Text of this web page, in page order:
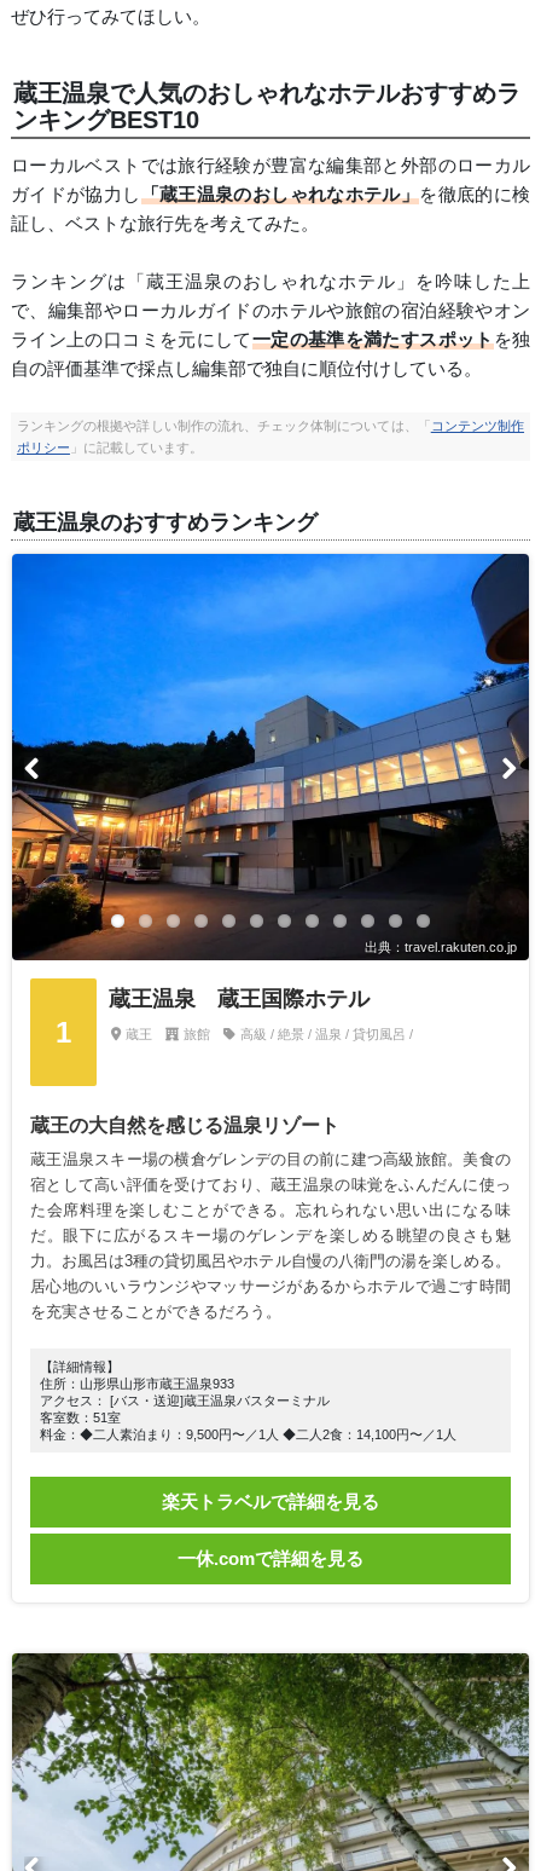
ぜひ行ってみてほしい。
蔵王温泉で人気のおしゃれなホテルおすすめラ
ンキングBEST10
ローカルベストでは旅行経験が豊富な編集部と外部のローカル
ガイドが協力し「蔵王温泉のおしゃれなホテル」を徹底的に検
証し、ベストな旅行先を考えてみた。
ランキングは「蔵王温泉のおしゃれなホテル」を吟味した上
で、編集部やローカルガイドのホテルや旅館の宿泊経験やオン
ライン上の口コミを元にして一定の基準を満たすスポットを独
自の評価基準で採点し編集部で独自に順位付けしている。
ランキングの根拠や詳しい制作の流れ、チェック体制については、「 コンテンツ制作
ポリシー 」に記載しています。
蔵王温泉のおすすめランキング
出典：travel.rakuten.co.jp
1
蔵王温泉 蔵王国際ホテル
蔵王 旅館 高級 / 絶景 / 温泉 / 貸切風呂 /
蔵王の大自然を感じる温泉リゾート
蔵王温泉スキー場の横倉ゲレンデの目の前に建つ高級旅館。美食の
宿として高い評価を受けており、蔵王温泉の味覚をふんだんに使っ
た会席料理を楽しむことができる。忘れられない思い出になる味
だ。眼下に広がるスキー場のゲレンデを楽しめる眺望の良さも魅
力。お風呂は3種の貸切風呂やホテル自慢の八衛門の湯を楽しめる。
居心地のいいラウンジやマッサージがあるからホテルで過ごす時間
を充実させることができるだろう。
【詳細情報】
住所：山形県山形市蔵王温泉933
アクセス： [バス・送迎]蔵王温泉バスターミナル
客室数：51室
料金：◆二人素泊まり：9,500円〜／1人 ◆二人2食：14,100円〜／1人
楽天トラベルで詳細を見る
一休.comで詳細を見る